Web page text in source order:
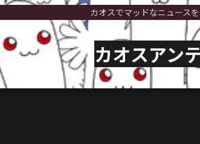
カオスでマッドなニュース
カオスアン